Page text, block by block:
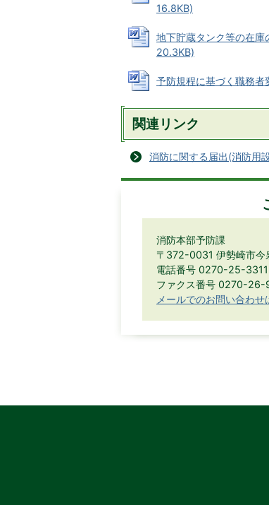
16.8KB)
地下貯蔵タンク等の在
20.3KB)
予防規程に基づく職務
関連リンク
消防に関する届出(消防用
消防本部予防課
〒372-0031 伊勢崎市今
電話番号 0270-25-3311
ファクス番号 0270-26-
メールでのお問い合わせ